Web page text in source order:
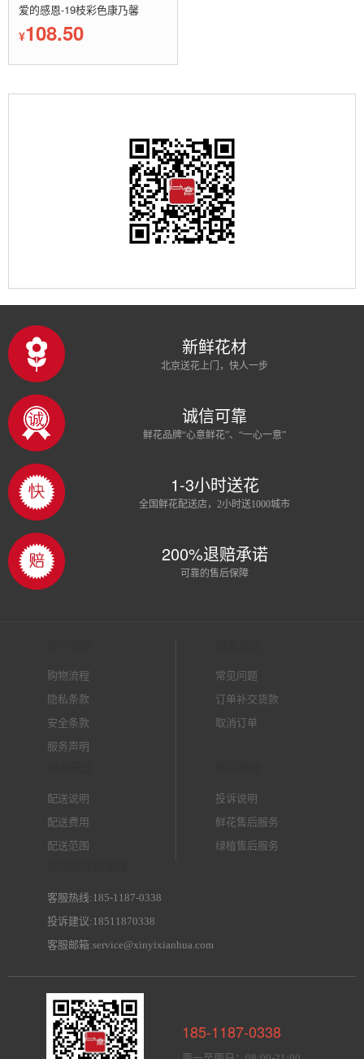
爱的感恩-19枝彩色康乃馨
¥108.50
新鲜花材
北京送花上门，快人一步
诚信可靠
鲜花品牌“心意鲜花”、“一心一意”
1-3小时送花
全国鲜花配送店，2小时送1000城市
200%退赔承诺
可靠的售后保障
购物流程
隐私条款
安全条款
服务声明
常见问题
订单补交货款
取消订单
配送说明
配送费用
配送范围
投诉说明
鲜花售后服务
绿植售后服务
客服热线:185-1187-0338
投诉建议:18511870338
客服邮箱:service@xinyixianhua.com
185-1187-0338